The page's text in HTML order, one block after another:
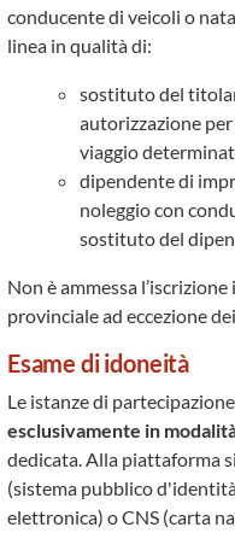
conducente di veicoli o
linea in qualità di:
sostituto del
autorizzazione
viaggio
dipendente di
noleggio con
sostituto del
Non è ammessa
provinciale ad eccezione
Esame di idoneità
Le istanze di
esclusivamente in
dedicata. Alla piattaforma
(sistema pubblico
elettronica) o CNS (carta